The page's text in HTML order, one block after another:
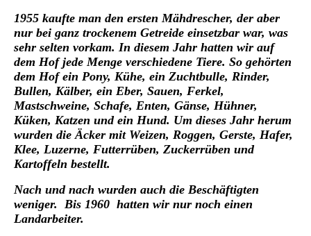
1955 kaufte man den ersten Mähdrescher, der aber
nur bei ganz trockenem Getreide einsetzbar war, was
sehr selten vorkam. In diesem Jahr hatten wir auf
dem Hof jede Menge verschiedene Tiere. So gehörten
dem Hof ein Pony, Kühe, ein Zuchtbulle, Rinder,
Bullen, Kälber, ein Eber, Sauen, Ferkel,
Mastschweine, Schafe, Enten, Gänse, Hühner,
Küken, Katzen und ein Hund. Um dieses Jahr herum
wurden die Äcker mit Weizen, Roggen, Gerste, Hafer,
Klee, Luzerne, Futterrüben, Zuckerrüben und
Kartoffeln bestellt.
Nach und nach wurden auch die Beschäftigten
weniger. Bis 1960 hatten wir nur noch einen
Landarbeiter.